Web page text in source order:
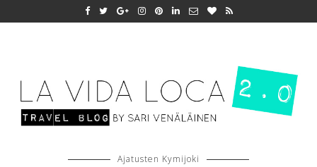
Ajatusten Kymijoki